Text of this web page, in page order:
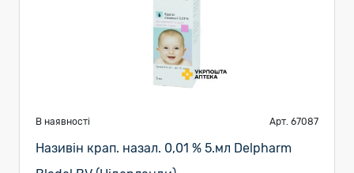
В наявності Арт. 67087
Називін крап. назал. 0,01 % 5.мл Delpharm